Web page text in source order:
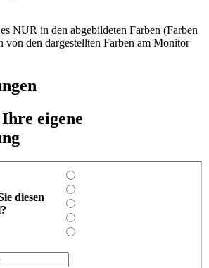
NUR in den abgebildeten Farben (Farben
von den dargestellten Farben am Monitor
eigene
diesen